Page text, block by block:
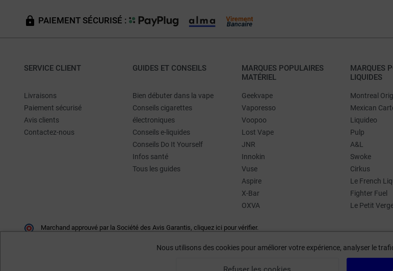
PAIEMENT SÉCURISÉ :
SERVICE CLIENT
Livraisons
Paiement sécurisé
Avis clients
Contactez-nous
GUIDES ET CONSEILS
Bien débuter dans la vape
Conseils cigarettes
électroniques
Conseils e-liquides
Conseils Do It Yourself
Infos santé
Tous les guides
MARQUES POPULAIRES
MATÉRIEL
Geekvape
Vaporesso
Voopoo
Lost Vape
JNR
Innokin
Vuse
Aspire
X-Bar
OXVA
MARQUES
LIQUIDES
Montreal
Mexican
Liquideo
Pulp
A&L
Swoke
Cirkus
Le French
Fighter Fuel
Le Petit
Marchand approuvé par la Société des Avis Garantis, cliquez ici pour vérifier.
Nous utilisons des cookies pour améliorer votre expérience, analyser le